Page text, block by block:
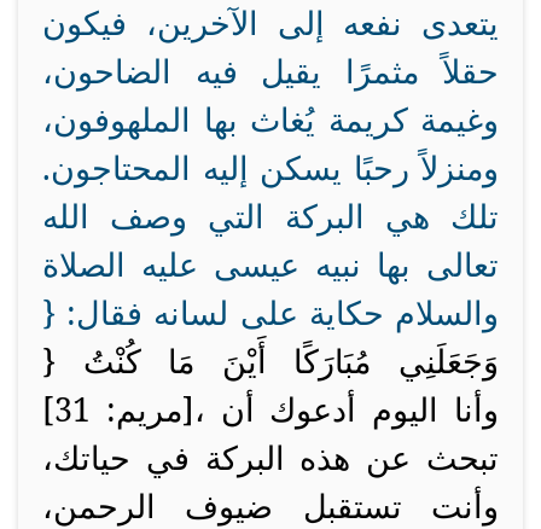
يتعدى نفعه إلى الآخرين، فيكون
حقلاً مثمرًا يقيل فيه الضاحون،
وغيمة كريمة يُغاث بها الملهوفون،
ومنزلاً رحبًا يسكن إليه المحتاجون.
تلك هي البركة التي وصف الله
تعالى بها نبيه عيسى عليه الصلاة
والسلام حكاية على لسانه فقال: {
وَجَعَلَنِي مُبَارَكًا أَيْنَ مَا كُنْتُ }
[مريم: 31]، وأنا اليوم أدعوك أن
تبحث عن هذه البركة في حياتك،
وأنت تستقبل ضيوف الرحمن،